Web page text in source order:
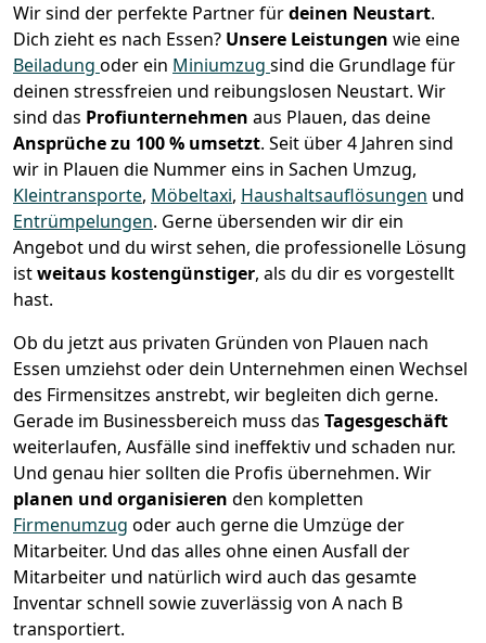
Wir sind der perfekte Partner fürdeinen Neustart.
Dich zieht es nach Essen? Unsere Leistungen wie eine
Beiladung oder ein Miniumzug sind die Grundlage für
deinen stressfreien und reibungslosen Neustart. Wir
sind das Profiunternehmen aus Plauen, das deine
Ansprüche zu 100 % umsetzt. Seit über 4 Jahren sind
wir in Plauen die Nummer eins in Sachen Umzug,
Kleintransporte, Möbeltaxi, Haushaltsauflösungen und
Entrümpelungen. Gerne übersenden wir dir ein
Angebot und du wirst sehen, die professionelle Lösung
istweitaus kostengünstiger, als du dir es vorgestellt
hast.
Ob du jetzt aus privaten Gründen von Plauen nach
Essen umziehst oder dein Unternehmen einen Wechsel
des Firmensitzes anstrebt, wir begleiten dich gerne.
Gerade im Businessbereich muss das Tagesgeschäft
weiterlaufen, Ausfälle sind ineffektiv und schaden nur.
Und genau hier sollten die Profis übernehmen. Wir
planen und organisieren den kompletten
Firmenumzug oder auch gerne die Umzüge der
Mitarbeiter. Und das alles ohne einen Ausfall der
Mitarbeiter und natürlich wird auch das gesamte
Inventar schnell sowie zuverlässig von A nach B
transportiert.